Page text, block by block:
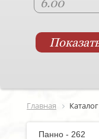
Главная Каталог
Панно - 262